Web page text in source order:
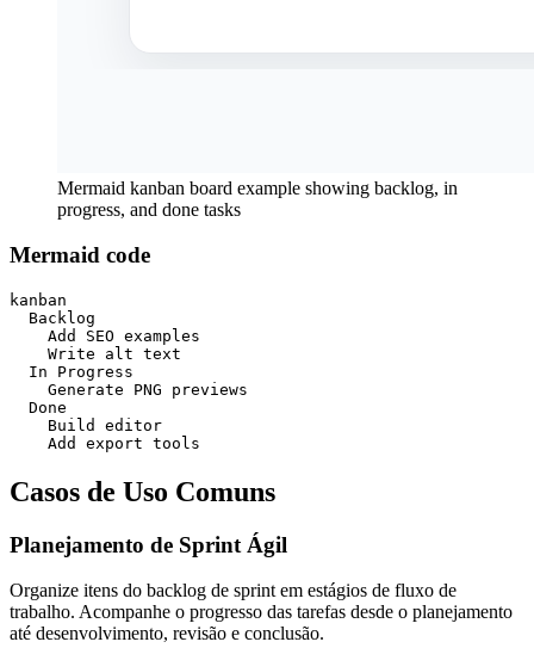
Mermaid kanban board example showing backlog, in
progress, and done tasks
Mermaid code
kanban
  Backlog
    Add SEO examples
    Write alt text
  In Progress
    Generate PNG previews
  Done
    Build editor
    Add export tools
Casos de Uso Comuns
Planejamento de Sprint Ágil
Organize itens do backlog de sprint em estágios de fluxo de
trabalho. Acompanhe o progresso das tarefas desde o planejamento
até desenvolvimento, revisão e conclusão.